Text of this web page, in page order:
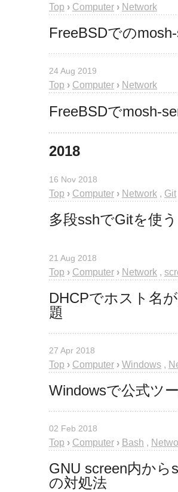
Top › Computer › Network
FreeBSDでの
24 Aug 2019
Top › Computer › Network
FreeBSDでmosh-
2018
16 Nov 2018
Top › Computer › Network , Git
多段sshでGitを使う
21 Aug 2018
Top › Computer › Network ,
DHCPでホスト名
題
27 Apr 2018
Top › Computer › Windows ,
Windowsで公式ツ
02 Feb 2018
Top › Computer › Bash ,
GNU screen内から
の対処法